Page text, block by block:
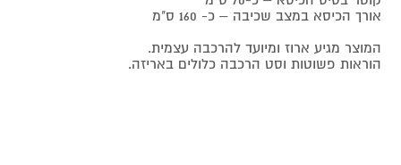
אורך הכיסא במצב שכיבה – כ- 160 ס"מ
המוצר מגיע ארוז ומיועד להרכבה עצמית.
הוראות פשוטות וסט הרכבה כלולים באריזה.